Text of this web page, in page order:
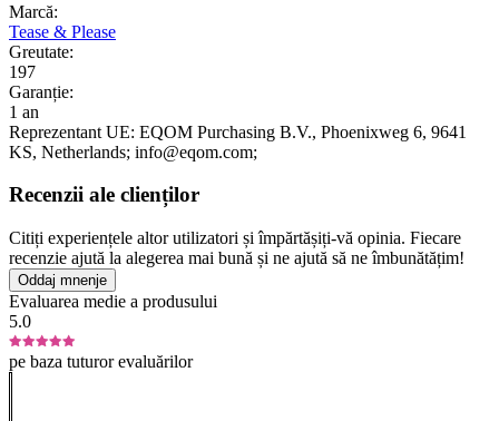
Marcă:
Tease & Please
Greutate:
197
Garanție:
1 an
Reprezentant UE: EQOM Purchasing B.V., Phoenixweg 6, 9641
KS, Netherlands; info@eqom.com;
Recenzii ale clienților
Citiți experiențele altor utilizatori și împărtășiți-vă opinia. Fiecare
recenzie ajută la alegerea mai bună și ne ajută să ne îmbunătățim!
Oddaj mnenje
Evaluarea medie a produsului
5.0
pe baza tuturor evaluărilor